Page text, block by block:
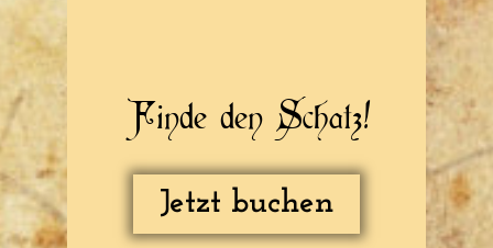
Finde den Schatz!
Jetzt buchen